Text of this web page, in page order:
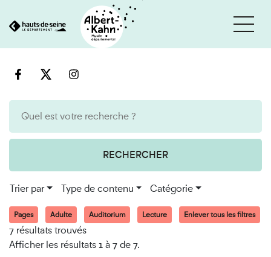
au
RECHERCHER
Trier par Type de contenu Catégorie
Pages Adulte Auditorium Lecture Enlever tous les filtres
7 résultats trouvés
Afficher les résultats 1 à 7 de 7.
Cookies et traceurs utilisés sur ce site